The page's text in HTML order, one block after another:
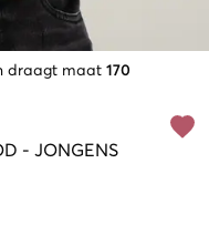
draagt maat 170
- JONGENS